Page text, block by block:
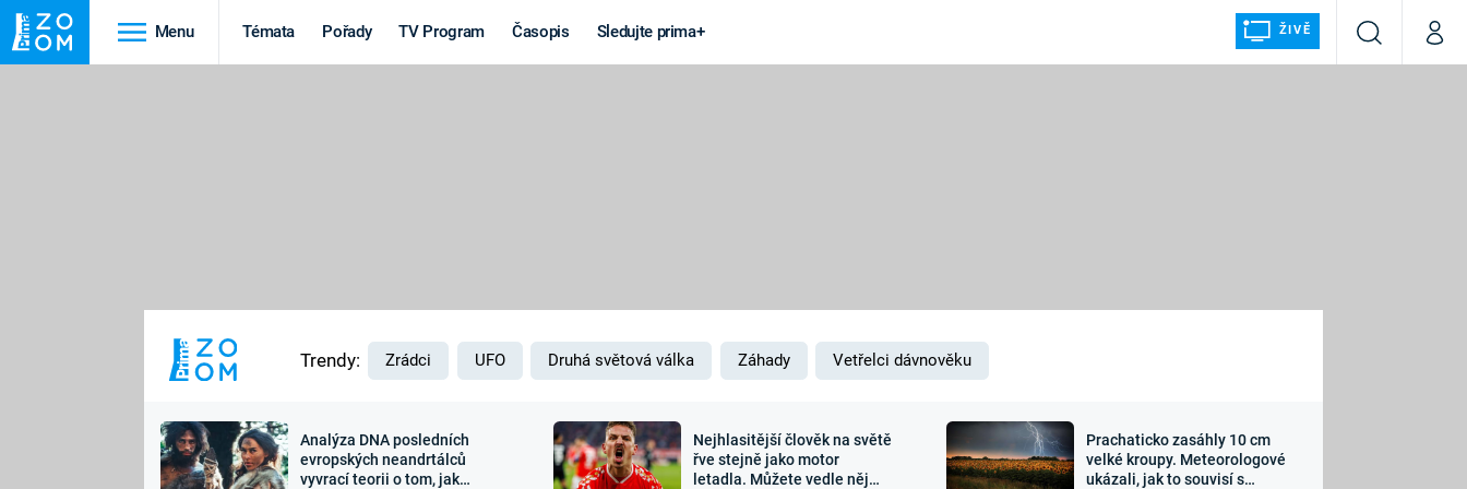
Menu Témata Pořady TV Program Časopis Sledujte prima+ ŽIVĚ
VyhledáváníMůj
MARS
Výročí
Záhady a
Zajímavosti Sledujte nás
Trendy: Zrádci UFO Druhá světová válka Záhady Vetřelci dávnověku
Analýza DNA posledních
evropských neandrtálců
vyvrací teorii o tom, jak
Nejhlasitější člověk na světě
řve stejně jako motor
letadla. Můžete vedle něj
Prachaticko zasáhly 10 cm
velké kroupy. Meteorologové
ukázali, jak to souvisí s